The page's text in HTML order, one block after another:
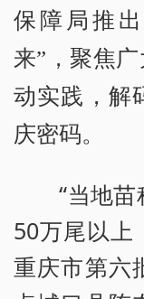
保障局推
来”，聚焦
动实践，解
庆密码。
“当地
50万尾以上
重庆市第六